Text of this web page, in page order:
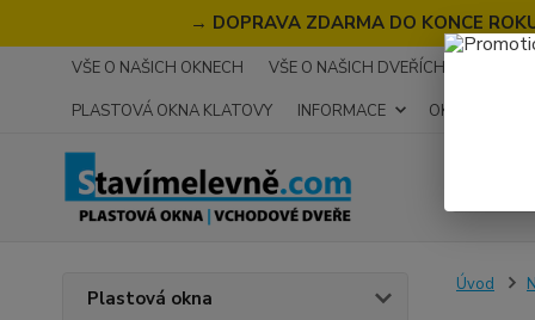
→ DOPRAVA ZDARMA DO KONCE
VŠE O NAŠICH OKNECH VŠE O NAŠICH DVEŘÍCH
PLASTOVÁ OKNA KLATOVY
INFORMACE OKNA NA
Plastová okna
Úvod